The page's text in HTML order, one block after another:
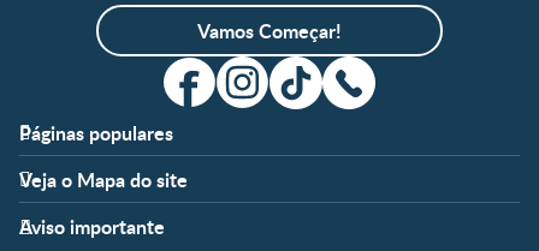
Vamos Começar!
Páginas populares
Apoio
FAQ
Nossos Artigos
Clube
Veja o Mapa do site
Fases
Pré-Concepção
Temas
Aviso importante